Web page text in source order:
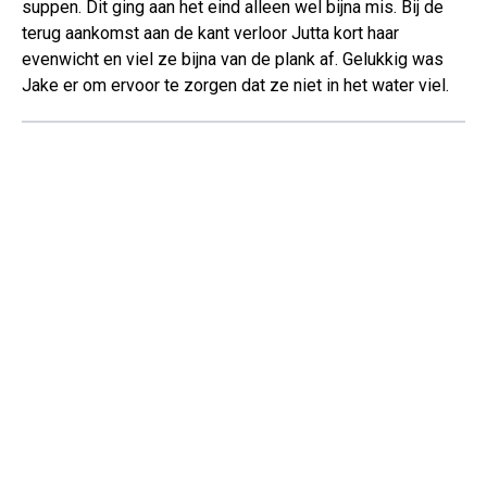
suppen. Dit ging aan het eind alleen wel bijna mis. Bij de
terug aankomst aan de kant verloor Jutta kort haar
evenwicht en viel ze bijna van de plank af. Gelukkig was
Jake er om ervoor te zorgen dat ze niet in het water viel.